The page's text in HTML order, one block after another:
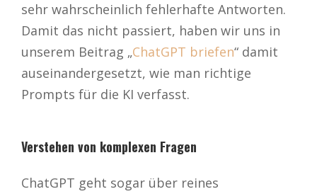
sehr wahrscheinlich fehlerhafte Antworten.
Damit das nicht passiert, haben wir uns in
unserem Beitrag „ChatGPT briefen“ damit
auseinandergesetzt, wie man richtige
Prompts für die KI verfasst.
Verstehen von komplexen Fragen
ChatGPT geht sogar über reines